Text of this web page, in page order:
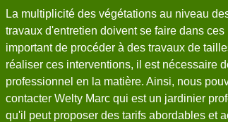
La multiplicité des végétations au niveau
travaux d'entretien doivent se faire dans
important de procéder à des travaux de
réaliser ces interventions, il est nécessaire
professionnel en la matière. Ainsi, nous
contacter Welty Marc qui est un jardinier
qu'il peut proposer des tarifs abordables et